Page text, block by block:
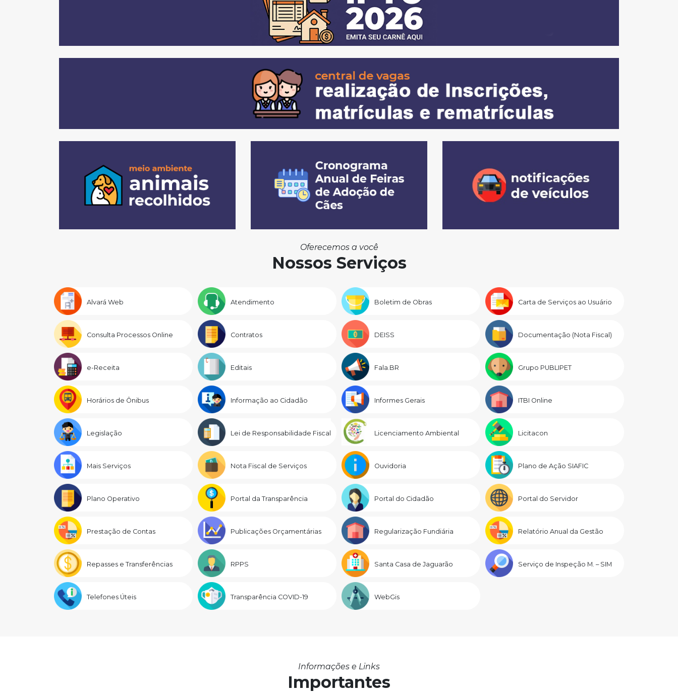
Oferecemos a você
Nossos Serviços
Alvará Web Atendimento Boletim de Obras Carta de Serviços ao Usuário
Consulta Processos Online Contratos DEISS Documentação (Nota Fiscal)
e-Receita Editais Fala.BR Grupo PUBLIPET
Horários de Ônibus Informação ao Cidadão Informes Gerais ITBI Online
Legislação Lei de Responsabilidade Fiscal Licenciamento Ambiental Licitacon
Mais Serviços Nota Fiscal de Serviços Ouvidoria Plano de Ação SIAFIC
Plano Operativo Portal da Transparência Portal do Cidadão Portal do Servidor
Prestação de Contas Publicações Orçamentárias Regularização Fundiária Relatório Anual da Gestão
Repasses e Transferências RPPS Santa Casa de Jaguarão Serviço de Inspeção M. – SIM
Telefones Úteis Transparência COVID-19 WebGis
Informações e Links
Importantes